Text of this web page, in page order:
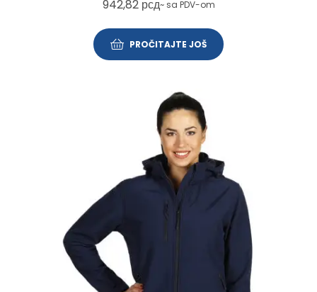
942,82 рсд~ sa PDV-om
PROČITAJTE JOŠ